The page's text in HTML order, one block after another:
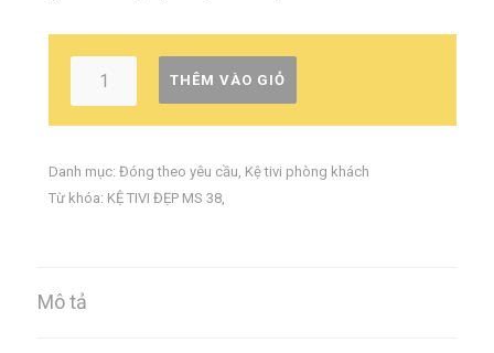
THÊM VÀO GIỎ
Danh mục: Đóng theo yêu cầu, Kệ tivi phòng khách
Từ khóa: KỆ TIVI ĐẸP MS 38,
Mô tả